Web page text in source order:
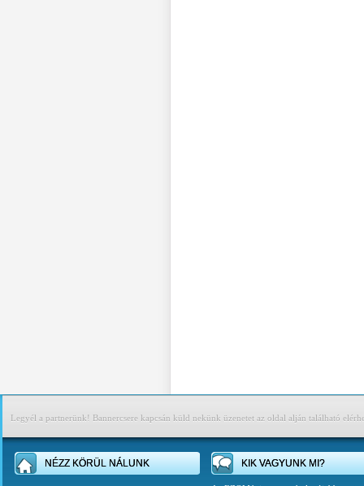
Legyél a partnerünk! Bannercsere kapcsán küld nekünk üzenetet az oldal alján található
NÉZZ KÖRÜL NÁLUNK KIK VAGYUNK MI?